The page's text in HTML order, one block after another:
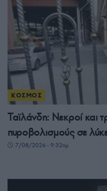
ΚΟΣΜΟΣ
Ταϊλάνδη: Νεκροί και
πυροβολισμούς σε
7/08/2026 - 9:32πμ